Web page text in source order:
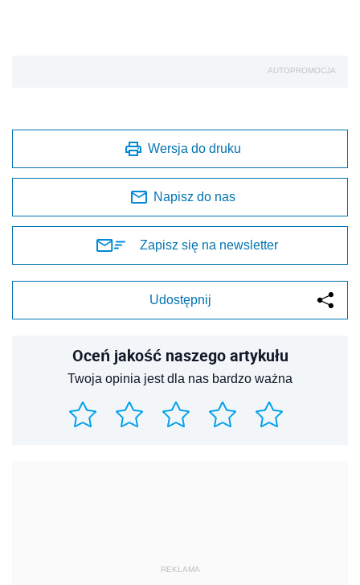
AUTOPROMOCJA
Wersja do druku
Napisz do nas
Zapisz się na newsletter
Udostępnij
Oceń jakość naszego artykułu
Twoja opinia jest dla nas bardzo ważna
REKLAMA